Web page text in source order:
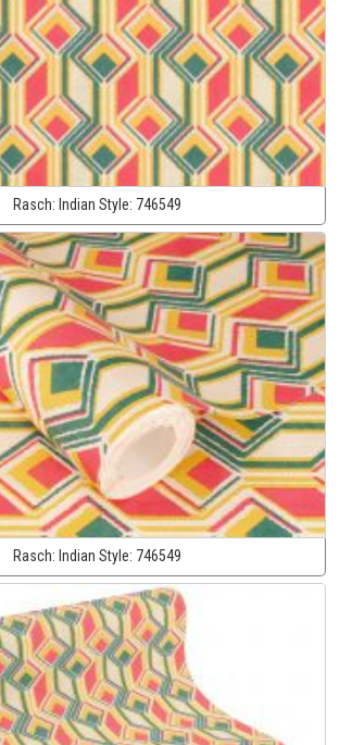
Rasch: Indian Style: 746549
Rasch: Indian Style: 746549